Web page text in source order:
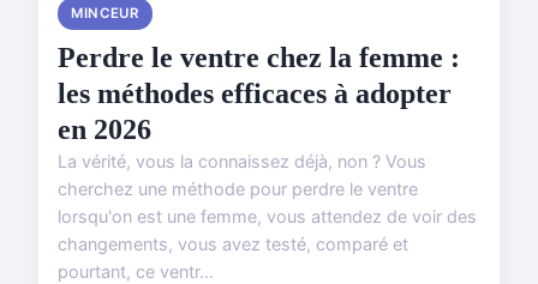
MINCEUR
Perdre le ventre chez la femme :
les méthodes efficaces à adopter
en 2026
La vérité, vous la connaissez déjà, non ? Vous
cherchez une méthode pour perdre le ventre
lorsqu'on est une femme, vous attendez de voir des
changements, vous avez testé, comparé et
pourtant, ce ventr...